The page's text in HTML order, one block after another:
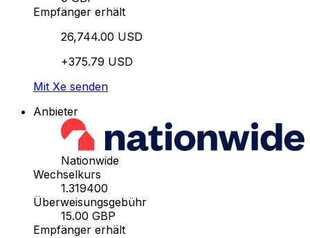
Empfänger erhält
26,744.00 USD
+375.79 USD
Mit Xe senden
Anbieter
Nationwide
Wechselkurs
1.319400
Überweisungsgebühr
15.00 GBP
Empfänger erhält